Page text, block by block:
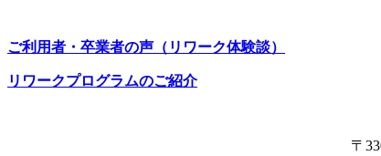
ご利用者・卒業者の声（リワーク体験談）
リワークプログラムのご紹介
〒